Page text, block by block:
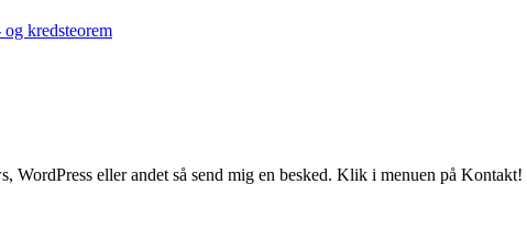
kredsteorem
WordPress eller andet så send mig en besked. Klik i menuen på Kontakt!